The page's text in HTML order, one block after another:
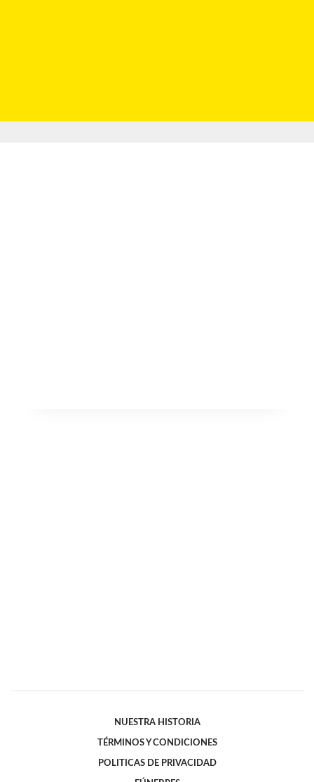
NUESTRA HISTORIA
TÉRMINOS Y CONDICIONES
POLITICAS DE PRIVACIDAD